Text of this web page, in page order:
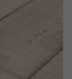
PARQUET EN
FUMÉ